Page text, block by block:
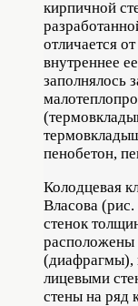
кирпичной
отличается
внутреннее
заполнялось
пенобетон,
Колодцевая
Власова (рис.
стенок
расположены
(диафрагмы),
лицевыми
стены на ряд